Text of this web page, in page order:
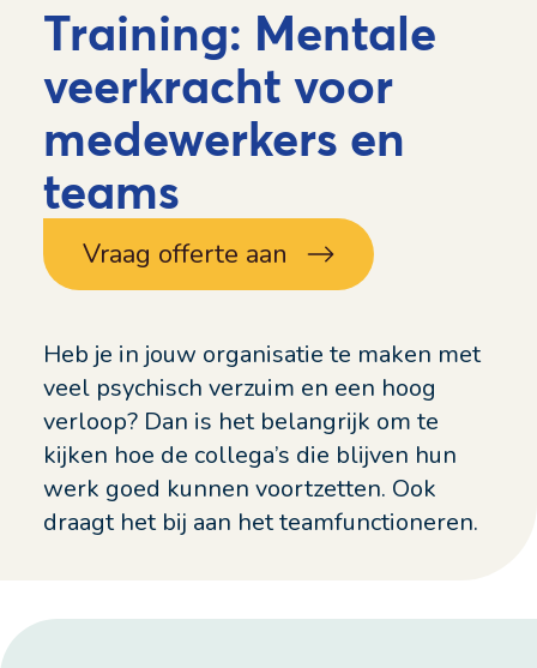
Training: Mentale
veerkracht voor
medewerkers en
teams
Vraag offerte aan
Heb je in jouw organisatie te maken met
veel psychisch verzuim en een hoog
verloop? Dan is het belangrijk om te
kijken hoe de collega’s die blijven hun
werk goed kunnen voortzetten. Ook
draagt het bij aan het teamfunctioneren.